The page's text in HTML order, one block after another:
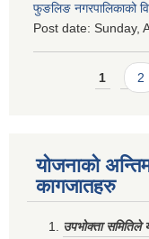
फुङलिङ नगरपालिकाको
Post date: Sunday,
Pages1 2
योजनाको
कागजातहरु
उपभोक्ता समितिले